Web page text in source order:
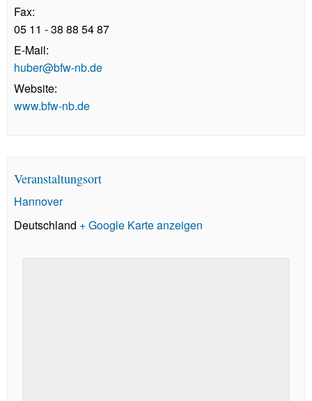
Fax:
05 11 - 38 88 54 87
E-Mail:
huber@bfw-nb.de
Website:
www.bfw-nb.de
Veranstaltungsort
Hannover
Deutschland + Google Karte anzeigen